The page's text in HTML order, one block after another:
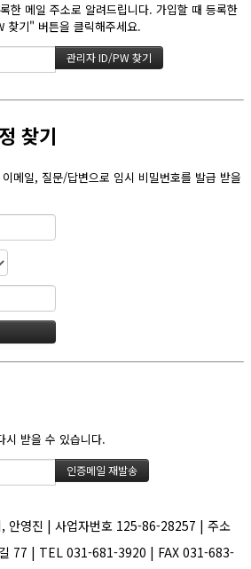
한 메일 주소로 알려드립니다. 가입할 때 등록한
찾기" 버튼을 클릭해주세요.
찾기
메일, 질문/답변으로 임시 비밀번호를 발급 받을
시 받을 수 있습니다.
안영진 | 사업자번호 125-86-28257 | 주소
길 77 | TEL 031-681-3920 | FAX 031-683-